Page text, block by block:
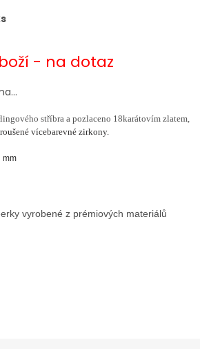
- na dotaz
stříbra a pozlaceno 18karátovím zlatem,
vícebarevné zirkony.
mm
vyrobené z prémiových materiálů